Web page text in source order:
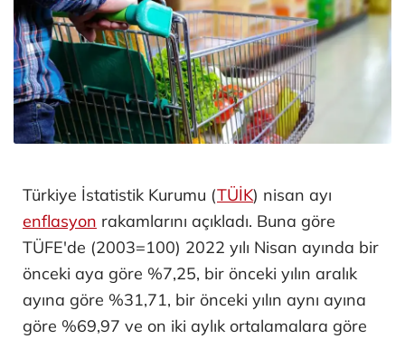
Türkiye İstatistik Kurumu (TÜİK) nisan ayı
enflasyon rakamlarını açıkladı. Buna göre
TÜFE'de (2003=100) 2022 yılı Nisan ayında bir
önceki aya göre %7,25, bir önceki yılın aralık
ayına göre %31,71, bir önceki yılın aynı ayına
göre %69,97 ve on iki aylık ortalamalara göre